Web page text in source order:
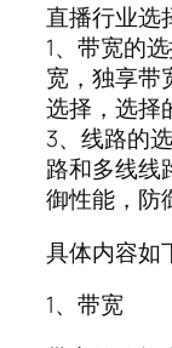
直播行业选
1、带宽的
宽，独享带
选择，选择
3、线路的
路和多线线
御性能，防
具体内容如
1、带宽